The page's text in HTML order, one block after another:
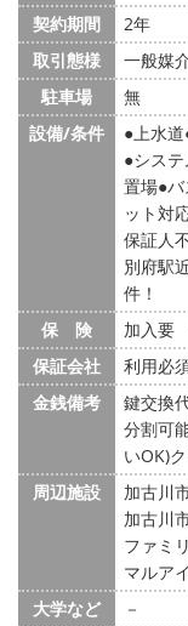
契約期間
2年
取引態様
一般媒
駐車場
無
設備/条件
上水道
シス
置場
ット対
保証人
別府駅
件！
保 険
加入要
保証会社
利用必
金銭備考
鍵交換
分割可
いOK)
周辺施設
加古川
加古川
ファミ
マルア
大学など
－